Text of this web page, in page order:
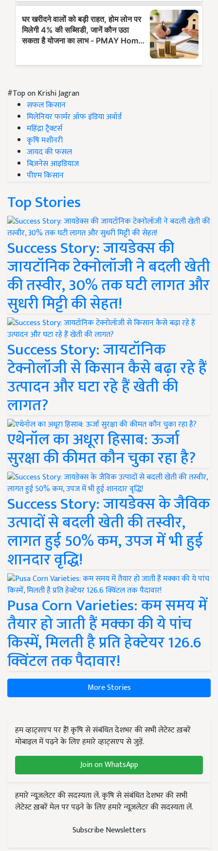
#Top on Krishi Jagran
सफल किसान
मिलेनियर फार्मर ऑफ इंडिया अवॉर्ड
महिंद्रा ट्रैक्टर्स
कृषि मशीनरी
जायद की फसल
बिज़नेस आइडियाज
पीएम किसान
Top Stories
Success Story: जायडेक्स की
जायटॉनिक टेक्नोलॉजी ने बदली खेती
की तस्वीर, 30% तक घटी लागत और
सुधरी मिट्टी की सेहत!
Success Story: जायटॉनिक
टेक्नोलॉजी से किसान कैसे बढ़ा रहे हैं
उत्पादन और घटा रहे हैं खेती की
लागत?
एथेनॉल का अधूरा हिसाब: ऊर्जा
सुरक्षा की कीमत कौन चुका रहा है?
Success Story: जायडेक्स के जैविक
उत्पादों से बदली खेती की तस्वीर,
लागत हुई 50% कम, उपज में भी हुई
शानदार वृद्धि!
Pusa Corn Varieties: कम समय में
तैयार हो जाती हैं मक्का की ये पांच
किस्में, मिलती है प्रति हेक्टेयर 126.6
क्विंटल तक पैदावार!
More Stories
हम व्हाट्सएप पर हैं! कृषि से संबंधित देशभर की सभी लेटेस्ट ख़बरें
मोबाइल में पढ़ने के लिए हमारे व्हाट्सएप से जुड़ें.
Join on WhatsApp
हमारे न्यूज़लेटर की सदस्यता लें. कृषि से संबंधित देशभर की सभी
लेटेस्ट ख़बरें मेल पर पढ़ने के लिए हमारे न्यूज़लेटर की सदस्यता लें.
Subscribe Newsletters